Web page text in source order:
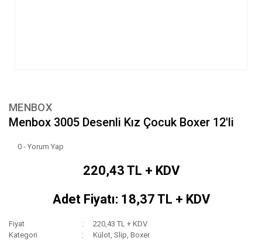
MENBOX
Menbox 3005 Desenli Kız Çocuk Boxer 12'li
0 - Yorum Yap
220,43 TL + KDV
Adet Fiyatı: 18,37 TL + KDV
Fiyat
220,43 TL + KDV
Kategori
Külot, Slip, Boxer